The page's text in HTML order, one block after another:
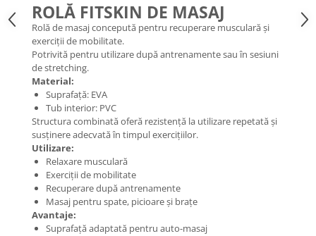
ROLĂ FITSKIN DE MASAJ
Rolă de masaj concepută pentru recuperare musculară și
exerciții de mobilitate.
Potrivită pentru utilizare după antrenamente sau în sesiuni
de stretching.
Material:
Suprafață: EVA
Tub interior: PVC
Structura combinată oferă rezistență la utilizare repetată și
susținere adecvată în timpul exercițiilor.
Utilizare:
Relaxare musculară
Exerciții de mobilitate
Recuperare după antrenamente
Masaj pentru spate, picioare și brațe
Avantaje:
Suprafață adaptată pentru auto-masaj